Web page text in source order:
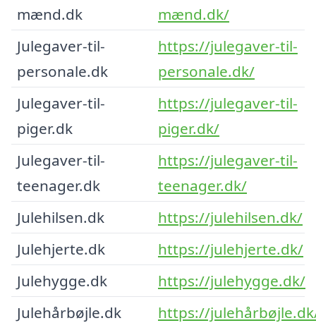
mænd.dk
mænd.dk/
Julegaver-til-
personale.dk
https://julegaver-til-
personale.dk/
Julegaver-til-
piger.dk
https://julegaver-til-
piger.dk/
Julegaver-til-
teenager.dk
https://julegaver-til-
teenager.dk/
Julehilsen.dk
https://julehilsen.dk/
Julehjerte.dk
https://julehjerte.dk/
Julehygge.dk
https://julehygge.dk/
Julehårbøjle.dk
https://